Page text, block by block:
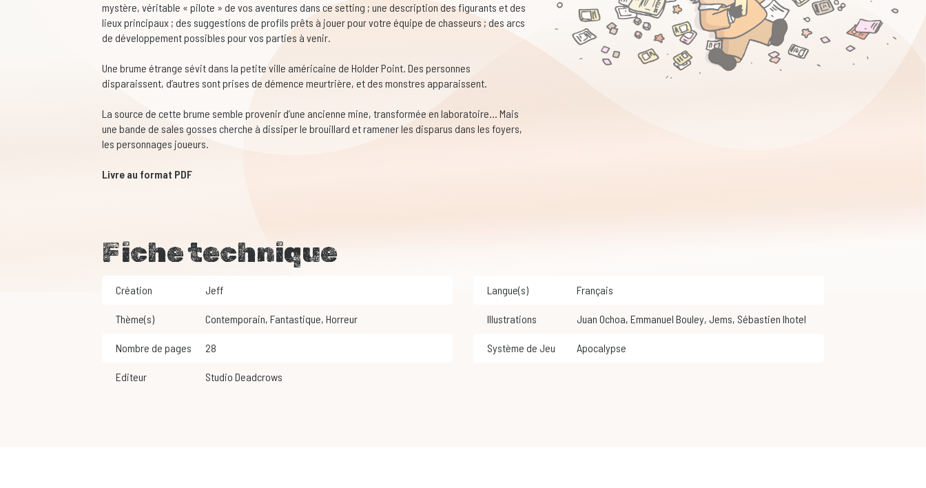
mystère, véritable « pilote » de vos aventures dans ce setting ; une description des figurants et des
lieux principaux ; des suggestions de profils prêts à jouer pour votre équipe de chasseurs ; des arcs
de développement possibles pour vos parties à venir.
Une brume étrange sévit dans la petite ville américaine de Holder Point. Des personnes
disparaissent, d’autres sont prises de démence meurtrière, et des monstres apparaissent.
La source de cette brume semble provenir d’une ancienne mine, transformée en laboratoire… Mais
une bande de sales gosses cherche à dissiper le brouillard et ramener les disparus dans les foyers,
les personnages joueurs.
Livre au format PDF
Fiche technique
Création Jeff Langue(s) Français
Thème(s) Contemporain, Fantastique, Horreur Illustrations Juan Ochoa, Emmanuel Bouley, Jems, Sébastien lhotel
Nombre de pages 28 Système de Jeu Apocalypse
Editeur Studio Deadcrows